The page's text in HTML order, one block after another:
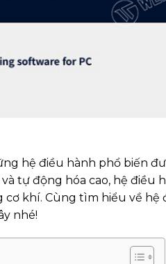
hệ điều hành phổ biến
tự động hóa cao, hệ điều
khí. Cùng tìm hiểu về hệ
nhé!